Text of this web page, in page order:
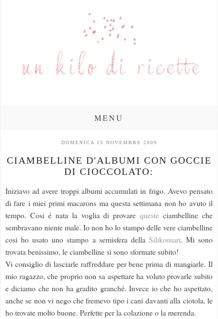
MENU
DOMENICA 15 NOVEMBRE 2009
CIAMBELLINE D'ALBUMI CON GOCCIE
DI CIOCCOLATO:
Iniziavo ad avere troppi albumi accumulati in frigo. Avevo pensato
di fare i miei primi macarons ma questa settimana non ho avuto il
tempo. Cosi é nata la voglia di provarequeste ciambelline che
sembravano niente male. Io non ho lo stampo delle vere ciambelline
cosi ho usato uno stampo a semisfera della Silikomart. Mi sono
trovata benissimo, le ciambelline si sono sformate subito!
Vi consiglio di lasciarle raffreddare per bene prima di mangiarle. Il
mio ragazzo, che proprio non sa aspettare ha voluto provarle subito
e diciamo che non ha gradito granché. Invece io che ho aspettato,
anche se non vi nego che fremevo tipo i cani davanti alla ciotola, le
ho trovate molto buone. Perfette per la colazione o la merenda.